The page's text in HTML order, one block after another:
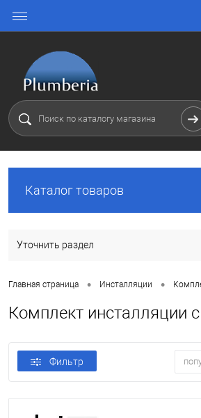
Каталог товаров
Уточнить раздел
Главная страница • Инсталляции •
Комплект инсталляции
Фильтр